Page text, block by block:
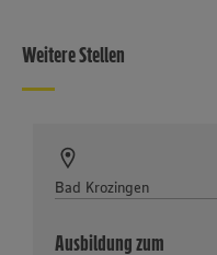
Weitere Stellen
Bad Krozingen
Ausbildung zum